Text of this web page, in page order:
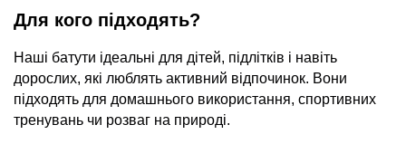
Для кого підходять?
Наші батути ідеальні для дітей, підлітків і навіть
дорослих, які люблять активний відпочинок. Вони
підходять для домашнього використання, спортивних
тренувань чи розваг на природі.